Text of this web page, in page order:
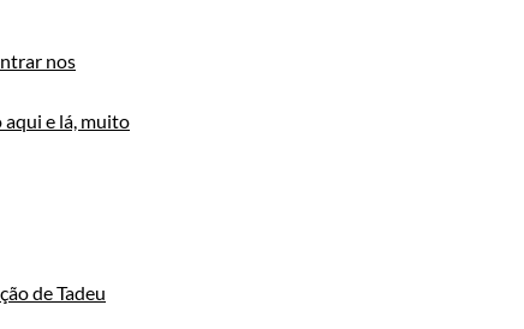
nos
aqui e lá, muito
de Tadeu